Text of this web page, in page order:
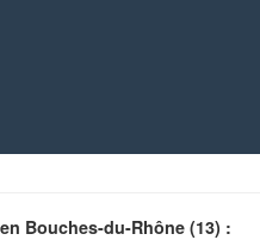
Bouches-du-Rhône (13) :